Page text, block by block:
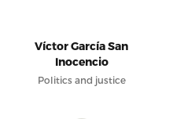
Víctor García San
Inocencio
Politics and justice